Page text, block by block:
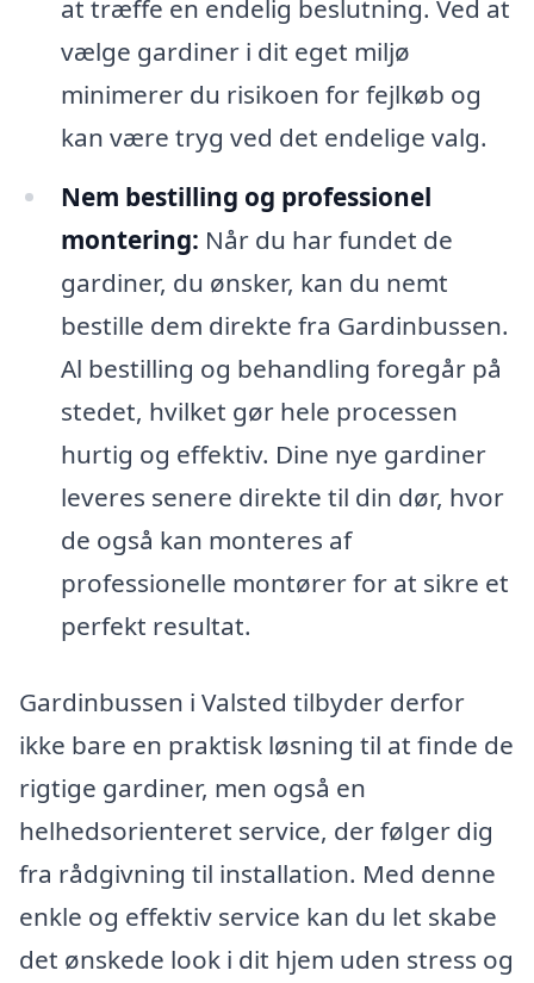
at træffe en endelig beslutning. Ved at
vælge gardiner i dit eget miljø
minimerer du risikoen for fejlkøb og
kan være tryg ved det endelige valg.
Nem bestilling og professionel
montering: Når du har fundet de
gardiner, du ønsker, kan du nemt
bestille dem direkte fra Gardinbussen.
Al bestilling og behandling foregår på
stedet, hvilket gør hele processen
hurtig og effektiv. Dine nye gardiner
leveres senere direkte til din dør, hvor
de også kan monteres af
professionelle montører for at sikre et
perfekt resultat.
Gardinbussen i Valsted tilbyder derfor
ikke bare en praktisk løsning til at finde de
rigtige gardiner, men også en
helhedsorienteret service, der følger dig
fra rådgivning til installation. Med denne
enkle og effektiv service kan du let skabe
det ønskede look i dit hjem uden stress og